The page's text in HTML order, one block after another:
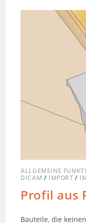
ALLGEMEINE
DICAM / IMPORT /
Profil aus
Bauteile, die